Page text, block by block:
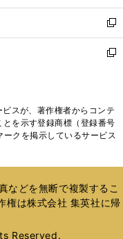
開
く
ウ
で
開
く
ン
ド
ウ
で
ウ
ィ
ン
ド
く
新
し
い
ド
ウ
で
新
ィ
ン
ド
開
く
スが、著作権者からコンテ
を示す登録商標（登録番号
クを掲示しているサービス
などを無断で複製するこ
権は株式会社 集英社に帰
Reserved.